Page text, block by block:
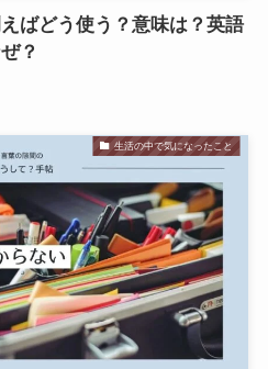
ばどう使う？意味は？英語
？
生活の中で気になったこと